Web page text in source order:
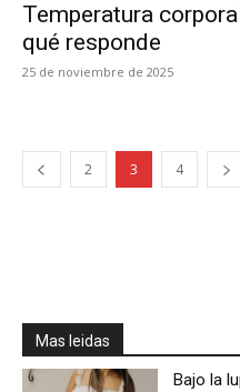
Temperatura
qué responde
25 de noviembre de 2025
2 3 4
Mas leidas
Bajo la